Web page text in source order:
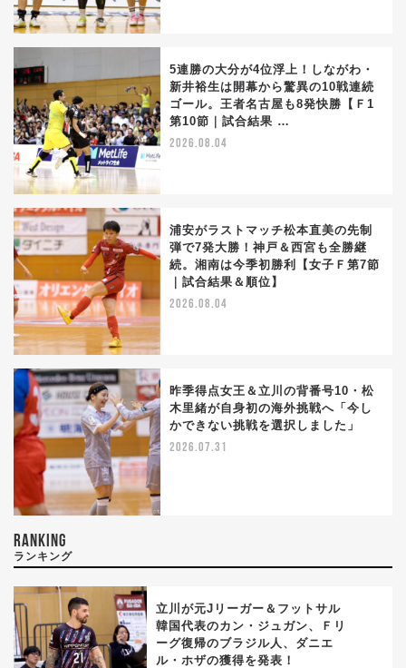
5連勝の大分が4位浮上！しながわ・
新井裕生は開幕から驚異の10戦連続
ゴール。王者名古屋も8発快勝【Ｆ1
第10節｜試合結果 …
2026.08.04
浦安がラストマッチ松本直美の先制
弾で7発大勝！神戸＆西宮も全勝継
続。湘南は今季初勝利【女子Ｆ第7節
｜試合結果＆順位】
2026.08.04
昨季得点女王＆立川の背番号10・松
木里緒が自身初の海外挑戦へ「今し
かできない挑戦を選択しました」
2026.07.31
RANKING
ランキング
立川が元Jリーガー＆フットサル
韓国代表のカン・ジュガン、Ｆリ
ーグ復帰のブラジル人、ダニエ
ル・ホザの獲得を発表！